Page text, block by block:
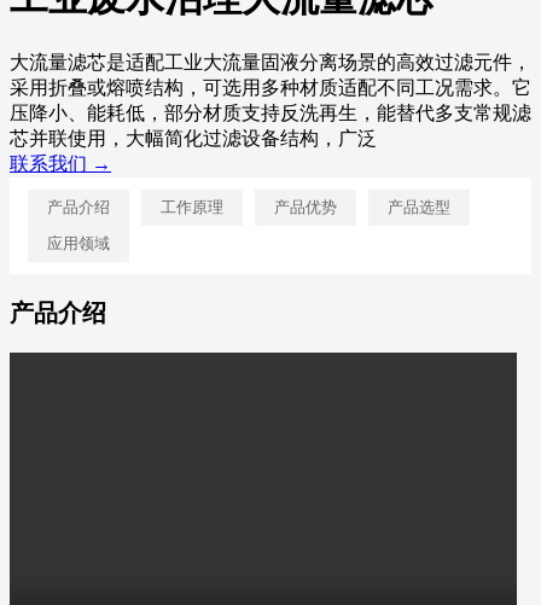
大流量滤芯是适配工业大流量固液分离场景的高效过滤元件，
采用折叠或熔喷结构，可选用多种材质适配不同工况需求。它
压降小、能耗低，部分材质支持反洗再生，能替代多支常规滤
芯并联使用，大幅简化过滤设备结构，广泛
联系我们 →
产品介绍 工作原理 产品优势
产品选型
应用领域
产品介绍